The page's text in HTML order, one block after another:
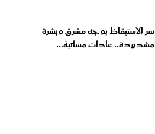
سر الاستيقاظ بوجه مشرق وبشرة
مشدودة.. عادات مسائية...